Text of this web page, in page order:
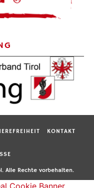
KONTAKT
Alle Rechte vorbehalten.